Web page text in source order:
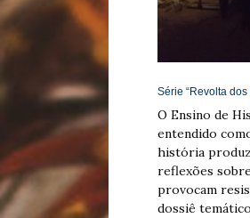
Série “Revolta
O Ensino de
entendido
história
reflexões
provocam
dossiê